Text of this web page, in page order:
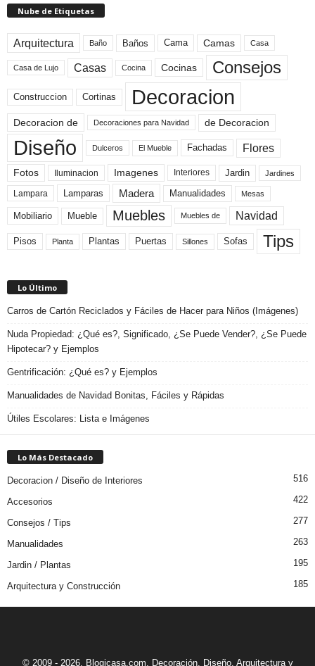
Nube de Etiquetas
Arquitectura Baño Baños Cama Camas Casa
Casa de Lujo Casas Cocina Cocinas Consejos
Construccion Cortinas Decoracion
Decoracion de Decoraciones para Navidad de Decoracion
Diseño Dulceros El Mueble Fachadas Flores
Fotos Iluminacion Imagenes Interiores Jardin Jardines
Lampara Lamparas Madera Manualidades Mesas
Mobiliario Mueble Muebles Muebles de Navidad
Pisos Planta Plantas Puertas Sillones Sofas Tips
Lo Último
Carros de Cartón Reciclados y Fáciles de Hacer para Niños (Imágenes)
Nuda Propiedad: ¿Qué es?, Significado, ¿Se Puede Vender?, ¿Se Puede
Hipotecar? y Ejemplos
Gentrificación: ¿Qué es? y Ejemplos
Manualidades de Navidad Bonitas, Fáciles y Rápidas
Útiles Escolares: Lista e Imágenes
Lo Más Destacado
Decoracion / Diseño de Interiores 516
Accesorios 422
Consejos / Tips 277
Manualidades 263
Jardin / Plantas 195
Arquitectura y Construcción 185
© 2009 - 2026. Blogicasa.com. Decoración, Diseño, Arquitectura y